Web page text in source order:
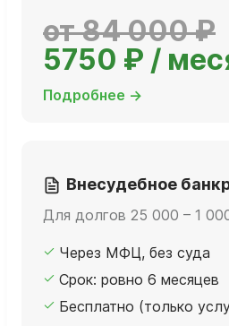
от 84 000 ₽
5750 ₽ /
Подробнее →
Внесудебное
Для долгов 25 000 – 1
Через МФЦ, без суда
Срок: ровно 6 месяцев
Бесплатно (только